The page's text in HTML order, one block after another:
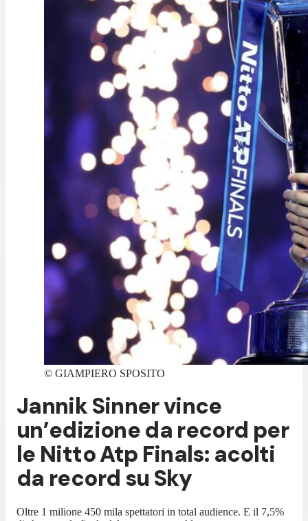
© GIAMPIERO SPOSITO
Jannik Sinner vince
un’edizione da record per
le Nitto Atp Finals: acolti
da record su Sky
Oltre 1 milione 450 mila spettatori in total audience. E il 7,5%